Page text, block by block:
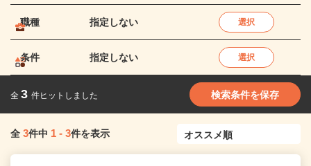
職種 指定しない 選択
条件 指定しない 選択
全 3 件ヒットしました 検索条件を保存
全 3件中 1 - 3件を表示